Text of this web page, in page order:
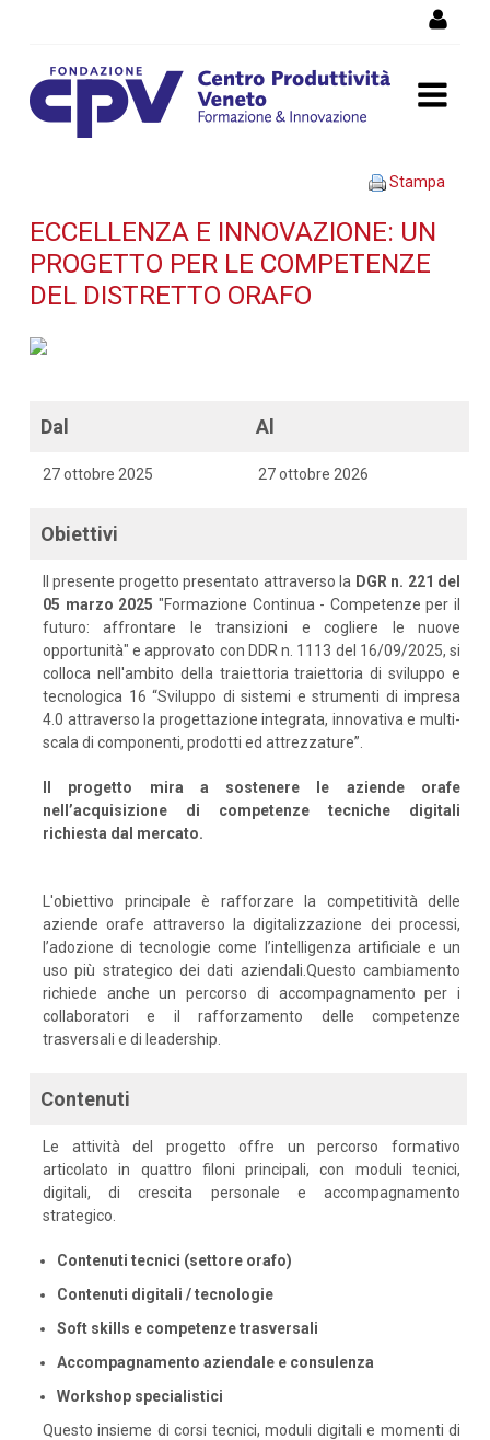
INNOVAZIONE: UN
PROGETTO PER LE
DISTRETTO ORAFO -
Dettaglio corso di
Stampa
ECCELLENZA E INNOVAZIONE: UN
PROGETTO PER LE COMPETENZE
DEL DISTRETTO ORAFO
Dal
27 ottobre 2025
Al
27 ottobre 2026
Obiettivi
Il presente progetto presentato attraverso la DGR n. 221 del
05 marzo 2025 "Formazione Continua - Competenze per il
futuro: affrontare le transizioni e cogliere le nuove
opportunità" e approvato con DDR n. 1113 del 16/09/2025, si
colloca nell'ambito della traiettoria traiettoria di sviluppo e
tecnologica 16 “Sviluppo di sistemi e strumenti di impresa
4.0 attraverso la progettazione integrata, innovativa e multi-
scala di componenti, prodotti ed attrezzature”.
Il progetto mira a sostenere le aziende orafe
nell’acquisizione di competenze tecniche digitali
richiesta dal mercato.
L'obiettivo principale è rafforzare la competitività delle
aziende orafe attraverso la digitalizzazione dei processi,
l’adozione di tecnologie come l’intelligenza artificiale e un
uso più strategico dei dati aziendali.Questo cambiamento
richiede anche un percorso di accompagnamento per i
collaboratori e il rafforzamento delle competenze
trasversali e di leadership.
Contenuti
Le attività del progetto offre un percorso formativo
articolato in quattro filoni principali, con moduli tecnici,
digitali, di crescita personale e accompagnamento
strategico.
Contenuti tecnici (settore orafo)
Contenuti digitali / tecnologie
Soft skills e competenze trasversali
Accompagnamento aziendale e consulenza
Workshop specialistici
Questo insieme di corsi tecnici, moduli digitali e momenti di